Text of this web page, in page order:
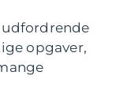
udfordrende
opgaver,